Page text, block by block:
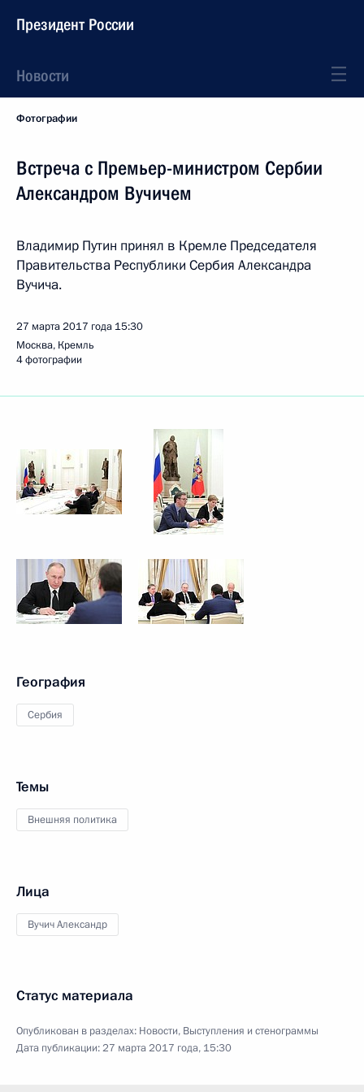
Президент России
Новости
Фотографии
Встреча с Премьер-министром Сербии
Александром Вучичем
Владимир Путин принял в Кремле Председателя
Правительства Республики Сербия Александра
Вучича.
27 марта 2017 года 15:30
Москва, Кремль
4 фотографии
География
Сербия
Темы
Внешняя политика
Лица
Вучич Александр
Статус материала
Опубликован в разделах: Новости, Выступления и стенограммы
Дата публикации:27 марта 2017 года, 15:30